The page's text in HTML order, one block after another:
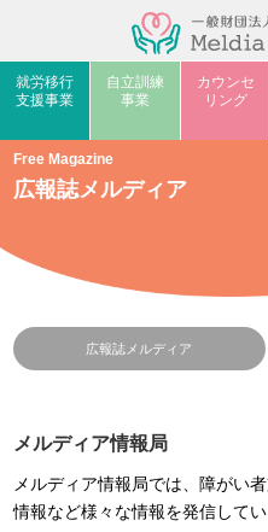
就労移行
支援事業
自立訓練
事業
カウンセ
リング
Free Magazine
広報誌メルディア
広報誌メルディア
メルディア情報局
メルディア情報局では、障がい
情報など様々な情報を発信してい